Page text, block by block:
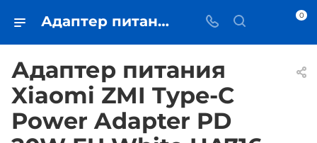
Адаптер питания Xiaomi ZMI Type-C Power Adapter PD 20W EU White HA716 • купить в Самаре - iЧехол 0
Адаптер питания
Xiaomi ZMI Type-C
Power Adapter PD